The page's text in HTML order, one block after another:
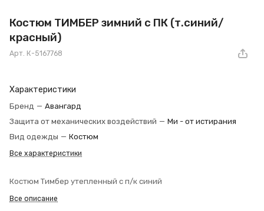
Костюм ТИМБЕР зимний с ПК (т.синий/
красный)
Арт. К-5167768
Характеристики
Бренд — Авангард
Защита от механических воздействий — Ми - от истирания
Вид одежды — Костюм
Все характеристики
Костюм Тимбер утепленный с п/к синий
Все описание